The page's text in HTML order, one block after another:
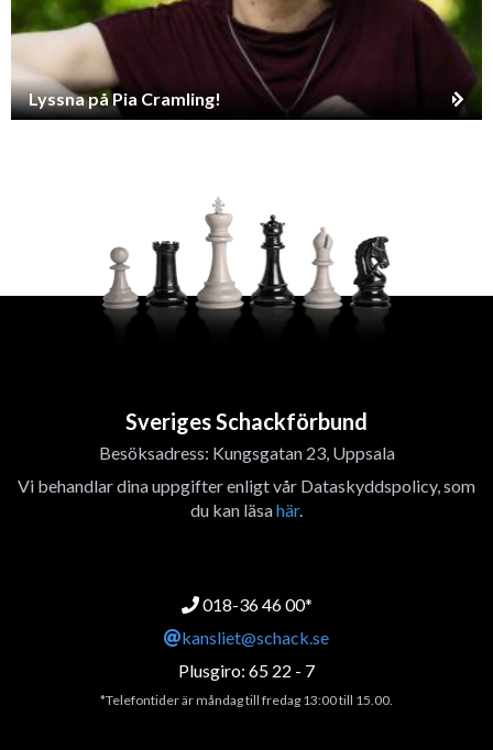
Lyssna på Pia Cramling!
Sveriges Schackförbund
Besöksadress: Kungsgatan 23, Uppsala
Vi behandlar dina uppgifter enligt vår Dataskyddspolicy, som
du kan läsahär.
018-36 46 00*
kansliet@schack.se
Plusgiro: 65 22 - 7
*Telefontider är måndag till fredag 13:00 till 15.00.